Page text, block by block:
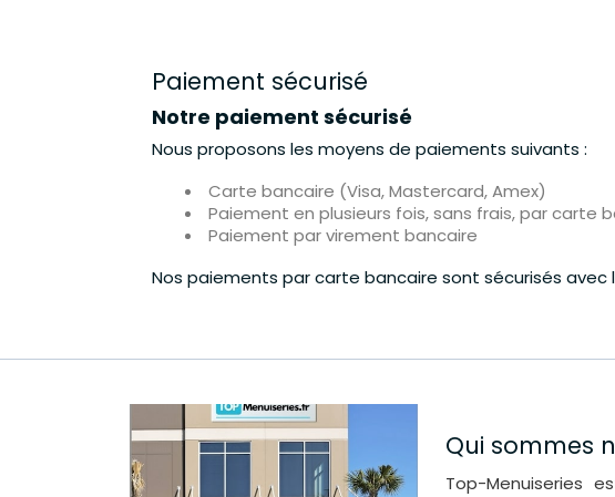
Paiement sécurisé
Notre paiement sécurisé
Nous proposons les moyens de paiements suivants :
Carte bancaire (Visa, Mastercard, Amex)
Paiement en plusieurs fois, sans frais, par carte
Paiement par virement bancaire
Nos paiements par carte bancaire sont sécurisés
Qui sommes
Top-Menuiseries